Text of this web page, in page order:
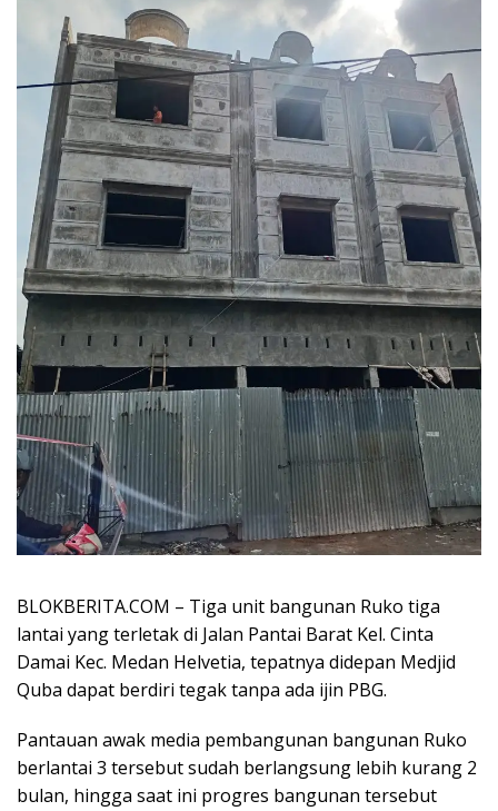
BLOKBERITA.COM – Tiga unit bangunan Ruko tiga
lantai yang terletak di Jalan Pantai Barat Kel. Cinta
Damai Kec. Medan Helvetia, tepatnya didepan Medjid
Quba dapat berdiri tegak tanpa ada ijin PBG.
Pantauan awak media pembangunan bangunan Ruko
berlantai 3 tersebut sudah berlangsung lebih kurang 2
bulan, hingga saat ini progres bangunan tersebut